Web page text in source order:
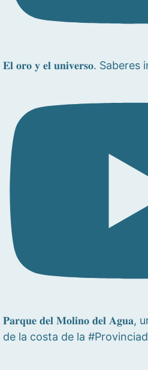
𝐄𝐥 𝐨𝐫𝐨 𝐲 𝐞𝐥 𝐮𝐧𝐢𝐯𝐞𝐫𝐬𝐨.
𝐏𝐚𝐫𝐪𝐮𝐞 𝐝𝐞𝐥 𝐌𝐨𝐥𝐢𝐧𝐨 𝐝𝐞𝐥
de la costa de la